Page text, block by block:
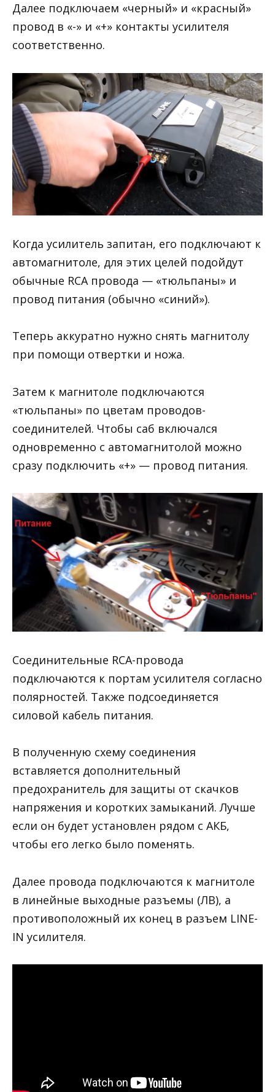
Далее подключаем «черный» и «красный»
провод в «-» и «+» контакты усилителя
соответственно.
Когда усилитель запитан, его подключают к
автомагнитоле, для этих целей подойдут
обычные RCA провода — «тюльпаны» и
провод питания (обычно «синий»).
Теперь аккуратно нужно снять магнитолу
при помощи отвертки и ножа.
Затем к магнитоле подключаются
«тюльпаны» по цветам проводов-
соединителей. Чтобы саб включался
одновременно с автомагнитолой можно
сразу подключить «+» — провод питания.
Соединительные RCA-провода
подключаются к портам усилителя согласно
полярностей. Также подсоединяется
силовой кабель питания.
В полученную схему соединения
вставляется дополнительный
предохранитель для защиты от скачков
напряжения и коротких замыканий. Лучше
если он будет установлен рядом с АКБ,
чтобы его легко было поменять.
Далее провода подключаются к магнитоле
в линейные выходные разъемы (ЛВ), а
противоположный их конец в разъем LINE-
IN усилителя.